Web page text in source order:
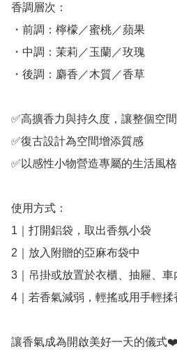
香調層次：
・前調：檸檬／蜜桃／蘋果
・中調：茉莉／玉蘭／玫瑰
・後調：麝香／木質／香草
✅️高擴香力與持久度，讓整個空
✅️復古設計為空間增添質感
✅️以感性小物營造專屬的生活風格
使用方式：
1｜打開鋁袋，取出香氛小袋
2｜放入附贈的亞麻布袋中
3｜吊掛或放置於衣櫃、抽屜、車
4｜若香氣減弱，輕搖或用手輕
讓香氣成為開啟美好一天的儀式❤️